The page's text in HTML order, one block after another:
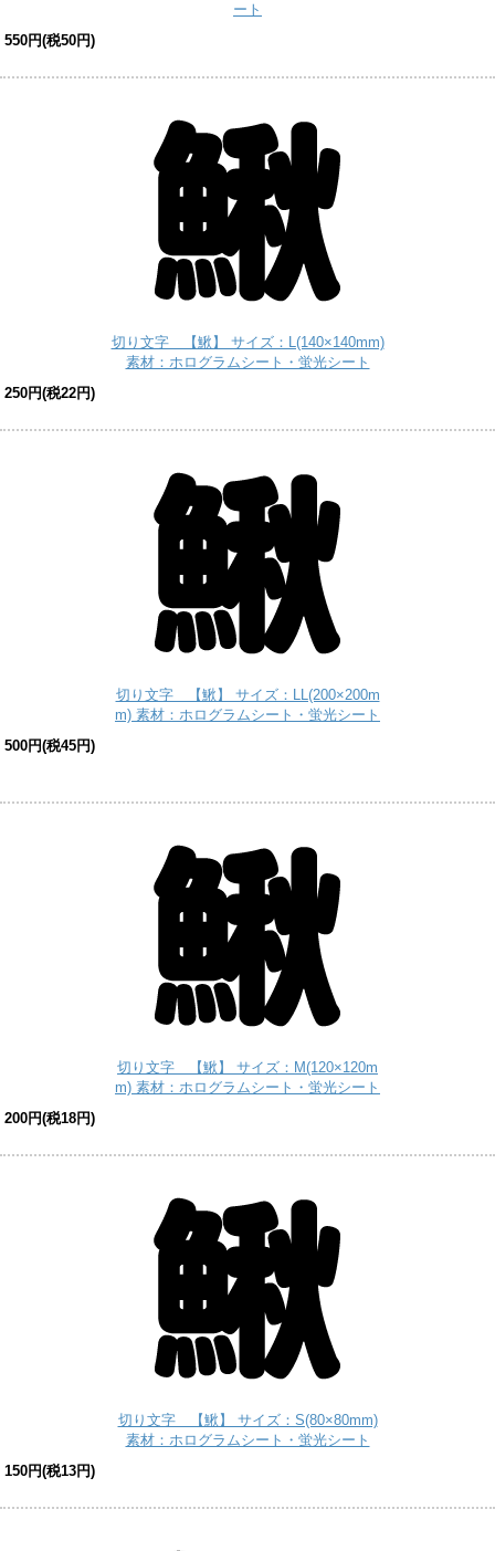
ート
550円(税50円)
切り文字 【鰍】 サイズ：L(140×140mm)
素材：ホログラムシート・蛍光シート
250円(税22円)
切り文字 【鰍】 サイズ：LL(200×200m
m) 素材：ホログラムシート・蛍光シート
500円(税45円)
切り文字 【鰍】 サイズ：M(120×120m
m) 素材：ホログラムシート・蛍光シート
200円(税18円)
切り文字 【鰍】 サイズ：S(80×80mm)
素材：ホログラムシート・蛍光シート
150円(税13円)